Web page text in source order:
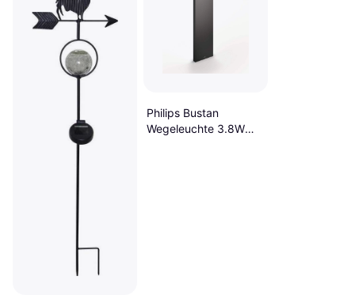
Philips Bustan
Wegeleuchte 3.8W